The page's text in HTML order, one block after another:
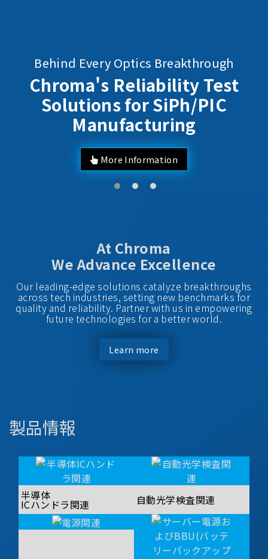
Behind Every Optics Breakthrough
Chroma's Reliability Test
Solutions for SiPh/PIC
Manufacturing
More Information
At Chroma
We Advance Excellence
Our leading-edge solutions catalyze breakthroughs
across tech industries, setting new benchmarks for
quality and reliability. Partner with us in empowering
future technologies for a better world.
Learn more
製品情報
半導体
ICハンドラ関連 自動光学検査関連